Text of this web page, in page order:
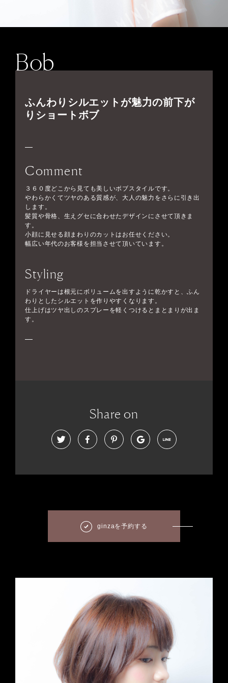
Bob
ふんわりシルエットが魅力の前下が
りショートボブ
Comment
３６０度どこから見ても美しいボブスタイルです。
やわらかくてツヤのある質感が、大人の魅力をさらに引き出
します。
髪質や骨格、生えグセに合わせたデザインにさせて頂きま
す。
小顔に見せる顔まわりのカットはお任せください。
幅広い年代のお客様を担当させて頂いています。
Styling
ドライヤーは根元にボリュームを出すように乾かすと、ふん
わりとしたシルエットを作りやすくなります。
仕上げはツヤ出しのスプレーを軽くつけるとまとまりが出ま
す。
Share on
ginzaを予約する